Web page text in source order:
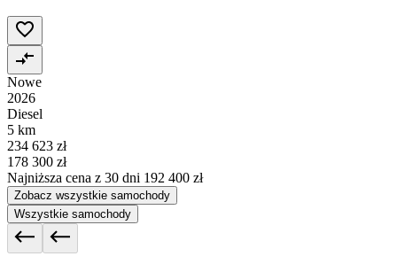
Nowe
2026
Diesel
5 km
234 623 zł
178 300 zł
Najniższa cena z 30 dni 192 400 zł
Zobacz wszystkie samochody
Wszystkie samochody